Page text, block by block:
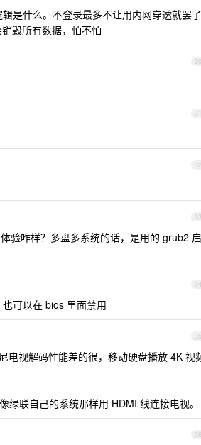
是什么。不登录最多不让用内网穿透就罢了
毁所有数据，怕不怕
30
31
32
33
验咋样？多盘多系统的话，是用的 grub2 启
34
可以在 bios 里面禁用
35
电视解码性能差的很，移动硬盘播放 4K 视
联自己的系统那样用 HDMI 线连接电视。
36